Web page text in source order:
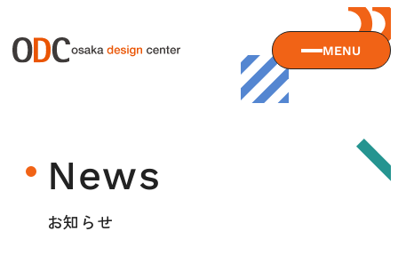
MENU
大阪デザインセンターとは
沿革
サービス
News
お知らせ